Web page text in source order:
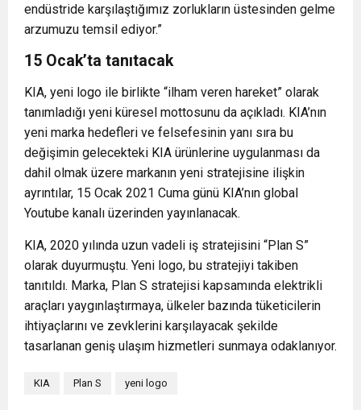
endüstride karşılaştığımız zorlukların üstesinden gelme
arzumuzu temsil ediyor.”
15 Ocak’ta tanıtacak
KIA, yeni logo ile birlikte “ilham veren hareket” olarak
tanımladığı yeni küresel mottosunu da açıkladı. KIA’nın
yeni marka hedefleri ve felsefesinin yanı sıra bu
değişimin gelecekteki KIA ürünlerine uygulanması da
dahil olmak üzere markanın yeni stratejisine ilişkin
ayrıntılar, 15 Ocak 2021 Cuma günü KIA’nın global
Youtube kanalı üzerinden yayınlanacak.
KIA, 2020 yılında uzun vadeli iş stratejisini “Plan S”
olarak duyurmuştu. Yeni logo, bu stratejiyi takiben
tanıtıldı. Marka, Plan S stratejisi kapsamında elektrikli
araçları yaygınlaştırmaya, ülkeler bazında tüketicilerin
ihtiyaçlarını ve zevklerini karşılayacak şekilde
tasarlanan geniş ulaşım hizmetleri sunmaya odaklanıyor.
KIA Plan S yeni logo